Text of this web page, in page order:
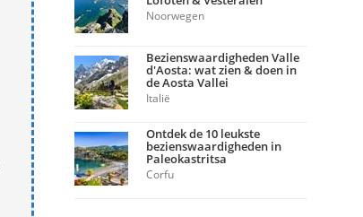
Noorwegen
Bezienswaardigheden Valle
d'Aosta: wat zien & doen in
de Aosta Vallei
Italië
Ontdek de 10 leukste
bezienswaardigheden in
Paleokastritsa
Corfu